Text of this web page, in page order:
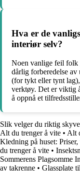
Hva er de
interiør selv?
Noen vanlige feil folk
dårlig forberedelse
(for tykt eller tynt
verktøy. Det er viktig
å oppnå et
Slik velger du riktig
Alt du trenger å vite • Alt
Kledning på huset:
du trenger å vite •
Sommerens Plagsomme
av takrenne • Glassplate